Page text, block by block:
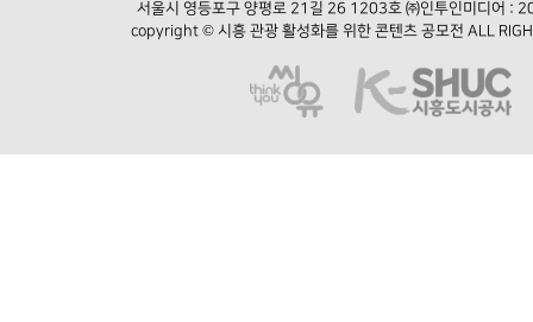
서울시 영등포구 양평로 21길 26 1203호 ㈜인투인미디어 :
copyright © 시흥 관광 활성화를 위한 콘텐츠 공모전 ALL